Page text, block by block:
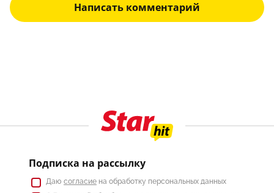
Написать комментарий
Подписка на рассылку
Даю согласие на обработку персональных данных